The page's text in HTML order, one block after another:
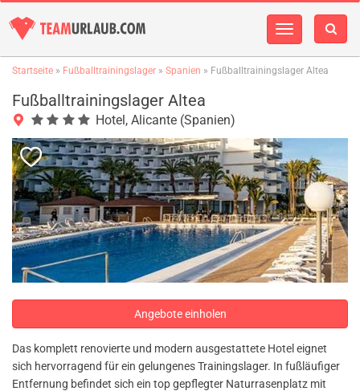
Navigation
Startseite » Fußballtrainingslager » Spanien » Fußballtrainingslager Altea
Fußballtrainingslager Altea
Hotel, Alicante (Spanien)
Angebote einholen
Das komplett renovierte und modern ausgestattete Hotel eignet
sich hervorragend für ein gelungenes Trainingslager. In fußläufiger
Entfernung befindet sich ein top gepflegter Naturrasenplatz mit